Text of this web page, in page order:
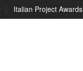
| Italian Project Awards